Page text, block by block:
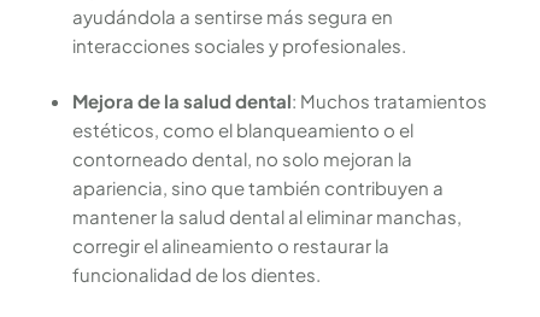
ayudándola a sentirse más segura en
interacciones sociales y profesionales.
Mejora de la salud dental: Muchos tratamientos
estéticos, como el blanqueamiento o el
contorneado dental, no solo mejoran la
apariencia, sino que también contribuyen a
mantener la salud dental al eliminar manchas,
corregir el alineamiento o restaurar la
funcionalidad de los dientes.